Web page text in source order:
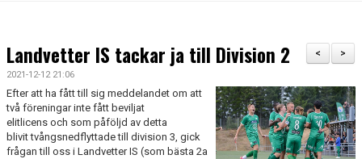
BLI PARTNER TILL LIS
STÖDMEDLEM
SPELARE
>
<
Landvetter IS tackar ja till Division 2
2021-12-12 21:06
Efter att ha fått till sig meddelandet om att
två föreningar inte fått beviljat
elitlicens och som påföljd av detta
blivit tvångsnedflyttade till division 3, gick
frågan till oss i Landvetter IS (som bästa 2a